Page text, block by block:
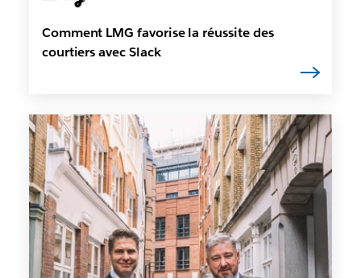
Comment LMG favorise la réussite des
courtiers avec Slack